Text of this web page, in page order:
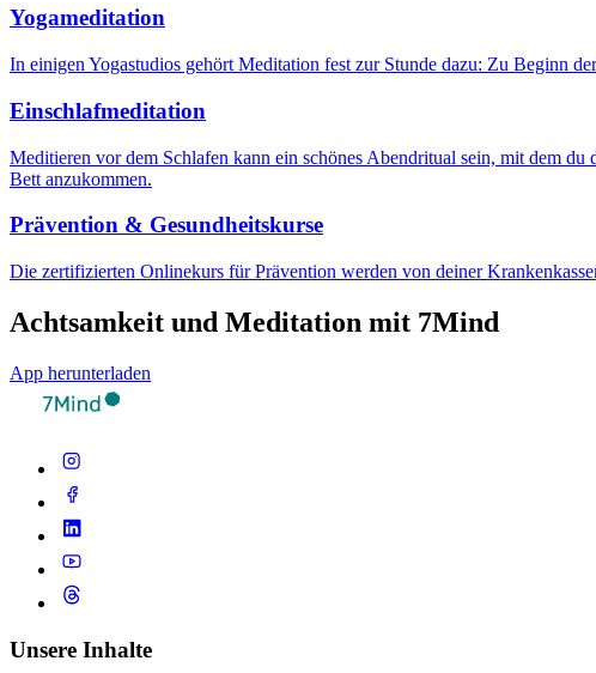
Yogameditation
In einigen Yogastudios gehört Meditation fest zur Stunde dazu: Zu Beginn
Einschlafmeditation
Meditieren vor dem Schlafen kann ein schönes Abendritual sein, mit dem
Bett anzukommen.
Prävention & Gesundheitskurse
Die zertifizierten Onlinekurs für Prävention werden von deiner
Achtsamkeit und Meditation mit 7Mind
App herunterladen
Unsere Inhalte